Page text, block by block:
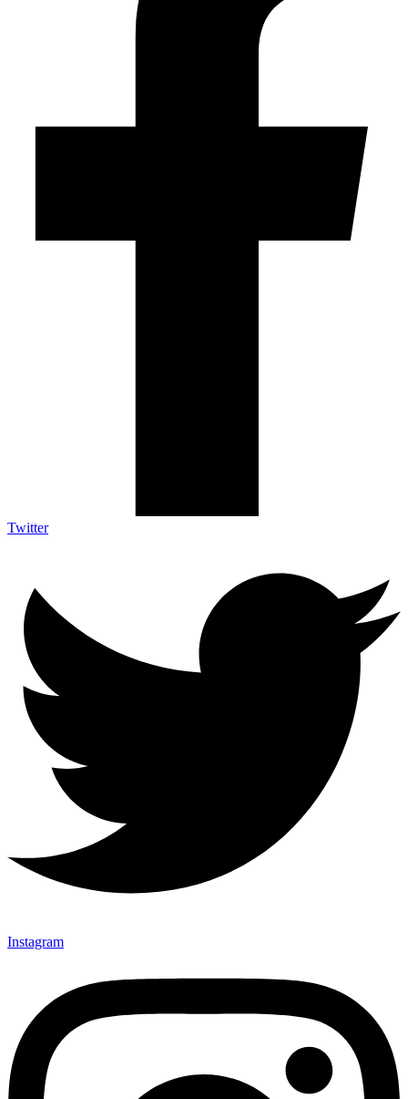
Twitter
Instagram